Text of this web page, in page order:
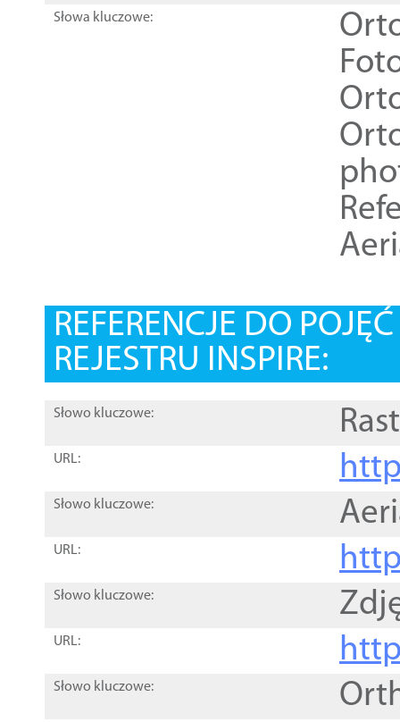
Słowa kluczowe:
REFERENCJE DO
REJESTRU INSPIRE:
Słowo kluczowe:
URL:
Słowo kluczowe:
URL:
Słowo kluczowe:
URL:
Słowo kluczowe: